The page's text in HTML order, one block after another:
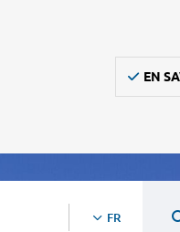
EN
FR